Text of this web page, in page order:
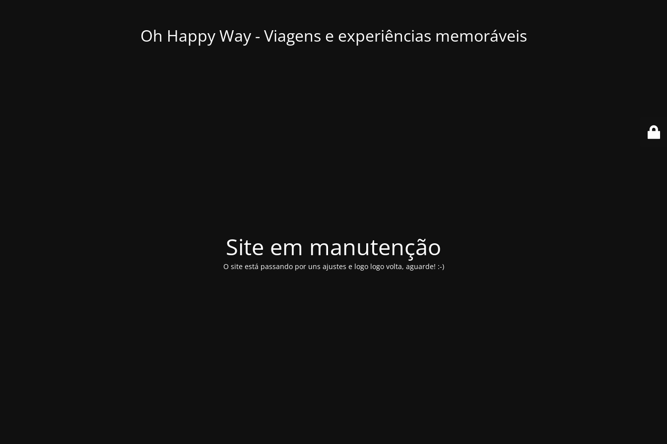
Oh Happy Way - Viagens e experiências memoráveis
Site em manutenção
O site está passando por uns ajustes e logo logo volta, aguarde! :-)